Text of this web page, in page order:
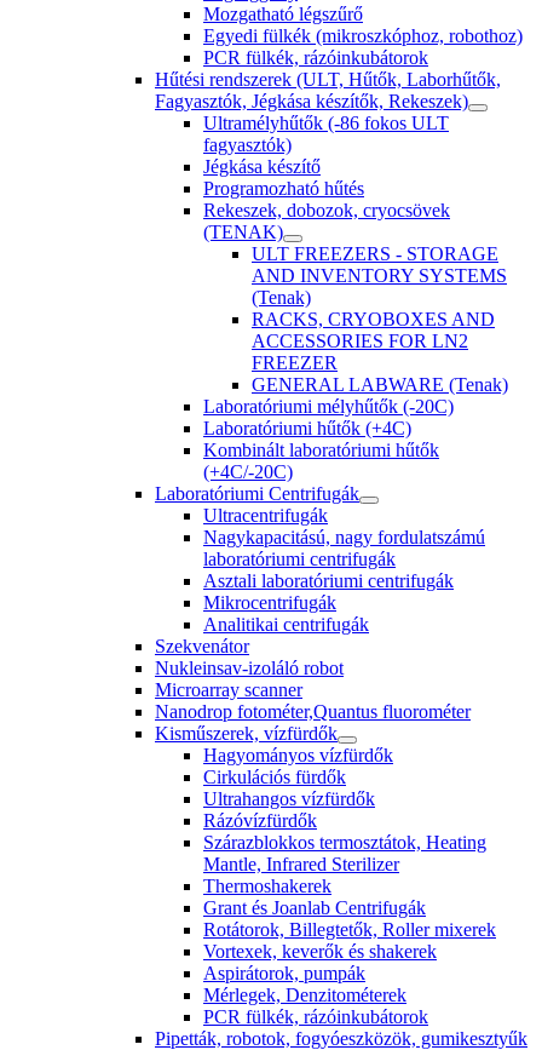
Mozgatható légszűrő
Egyedi fülkék (mikroszkóphoz, robothoz)
PCR fülkék, rázóinkubátorok
Hűtési rendszerek (ULT, Hűtők, Laborhűtők,
Fagyasztók, Jégkása készítők, Rekeszek)
Ultramélyhűtők (-86 fokos ULT
fagyasztók)
Jégkása készítő
Programozható hűtés
Rekeszek, dobozok, cryocsövek
(TENAK)
ULT FREEZERS - STORAGE
AND INVENTORY SYSTEMS
(Tenak)
RACKS, CRYOBOXES AND
ACCESSORIES FOR LN2
FREEZER
GENERAL LABWARE (Tenak)
Laboratóriumi mélyhűtők (-20C)
Laboratóriumi hűtők (+4C)
Kombinált laboratóriumi hűtők
(+4C/-20C)
Laboratóriumi Centrifugák
Ultracentrifugák
Nagykapacitású, nagy fordulatszámú
laboratóriumi centrifugák
Asztali laboratóriumi centrifugák
Mikrocentrifugák
Analitikai centrifugák
Szekvenátor
Nukleinsav-izoláló robot
Microarray scanner
Nanodrop fotométer,Quantus fluorométer
Kisműszerek, vízfürdők
Hagyományos vízfürdők
Cirkulációs fürdők
Ultrahangos vízfürdők
Rázóvízfürdők
Szárazblokkos termosztátok, Heating
Mantle, Infrared Sterilizer
Thermoshakerek
Grant és Joanlab Centrifugák
Rotátorok, Billegtetők, Roller mixerek
Vortexek, keverők és shakerek
Aspirátorok, pumpák
Mérlegek, Denzitométerek
PCR fülkék, rázóinkubátorok
Pipetták, robotok, fogyóeszközök, gumikesztyűk